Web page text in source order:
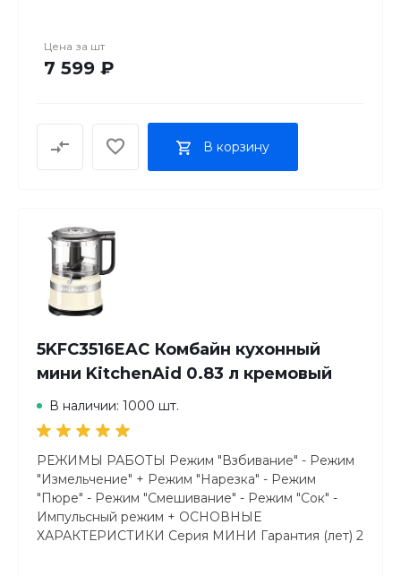
Цена за шт
7 599 ₽
В корзину
5KFC3516EAC Комбайн кухонный
мини KitchenAid 0.83 л кремовый
В наличии: 1000 шт.
РЕЖИМЫ РАБОТЫ Режим "Взбивание" - Режим
"Измельчение" + Режим "Нарезка" - Режим
"Пюре" - Режим "Смешивание" - Режим "Сок" -
Импульсный режим + ОСНОВНЫЕ
ХАРАКТЕРИСТИКИ Серия МИНИ Гарантия (лет) 2